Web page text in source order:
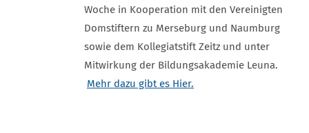
Woche in Kooperation mit den Vereinigten
Domstiftern zu Merseburg und Naumburg
sowie dem Kollegiatstift Zeitz und unter
Mitwirkung der Bildungsakademie Leuna.
Mehr dazu gibt es Hier.